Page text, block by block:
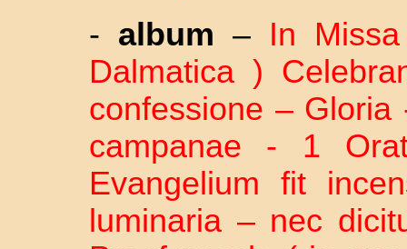
- album – In
Dalmatica )
confessione –
campanae - 1
Evangelium fit
luminaria – nec